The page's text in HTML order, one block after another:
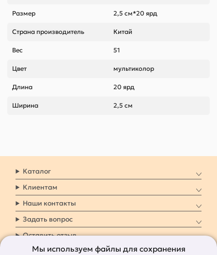
Размер 2,5 см*20 ярд
Страна производитель Китай
Вес 51
Цвет мультиколор
Длина 20 ярд
Ширина 2,5 см
Каталог
Клиентам
Наши контакты
Задать вопрос
Оставить отзыв
Мы используем файлы для сохранения